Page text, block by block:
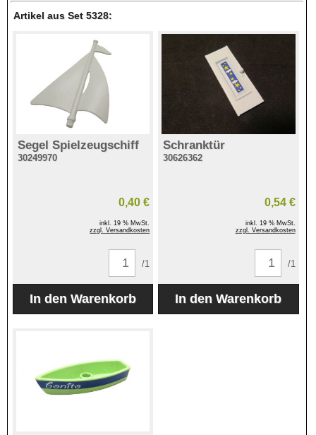
Artikel aus Set 5328:
Segel Spielzeugschiff
30249970
0,40 €
inkl. 19 % MwSt.
zzgl. Versandkosten
/1
Schranktür
30626362
0,54 €
inkl. 19 % MwSt.
zzgl. Versandkosten
/1